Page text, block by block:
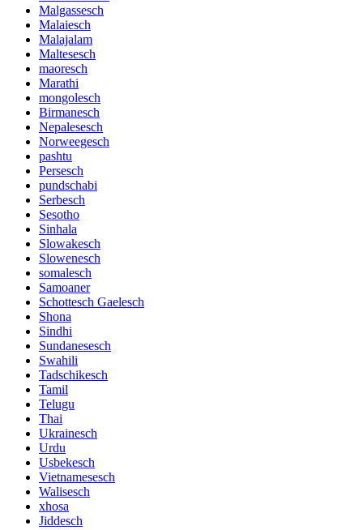
Malgassesch
Malaiesch
Malajalam
Maltesesch
maoresch
Marathi
mongolesch
Birmanesch
Nepalesesch
Norweegesch
pashtu
Persesch
pundschabi
Serbesch
Sesotho
Sinhala
Slowakesch
Slowenesch
somalesch
Samoaner
Schottesch Gaelesch
Shona
Sindhi
Sundanesesch
Swahili
Tadschikesch
Tamil
Telugu
Thai
Ukrainesch
Urdu
Usbekesch
Vietnamesesch
Walisesch
xhosa
Jiddesch